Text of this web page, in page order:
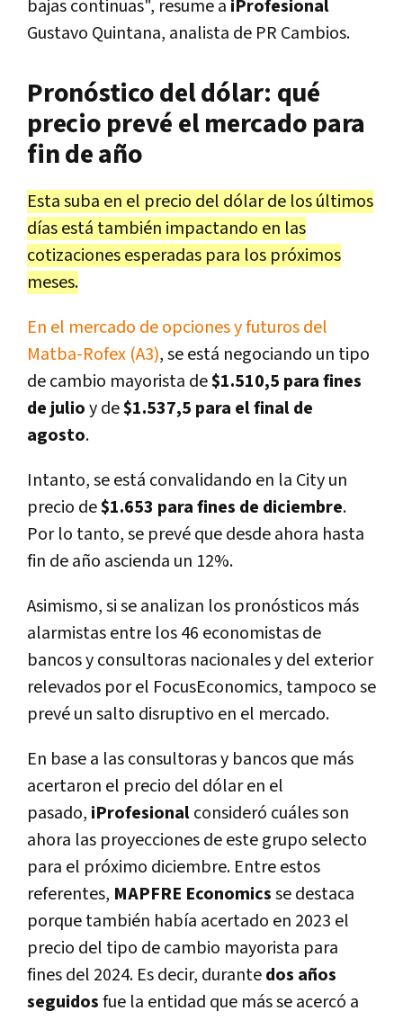
bajas continuas", resume a iProfesional
Gustavo Quintana, analista de PR Cambios.
Pronóstico del dólar: qué
precio prevé el mercado para
fin de año
Esta suba en el precio del dólar de los últimos
días está también impactando en las
cotizaciones esperadas para los próximos
meses.
En el mercado de opciones y futuros del
Matba-Rofex (A3), se está negociando un tipo
de cambio mayorista de$1.510,5 para fines
de julioy de$1.537,5 para el final de
agosto.
Intanto, se está convalidando en la City un
precio de$1.653 para fines de diciembre.
Por lo tanto, se prevé que desde ahora hasta
fin de año ascienda un 12%.
Asimismo, si se analizan los pronósticos más
alarmistas entre los 46 economistas de
bancos y consultoras nacionales y del exterior
relevados por el FocusEconomics, tampoco se
prevé un salto disruptivo en el mercado.
En base a las consultoras y bancos que más
acertaron el precio del dólar en el
pasado, iProfesionalconsideró cuáles son
ahora las proyecciones de este grupo selecto
para el próximo diciembre. Entre estos
referentes, MAPFRE Economicsse destaca
porque también había acertado en 2023 el
precio del tipo de cambio mayorista para
fines del 2024. Es decir, durantedos años
seguidosfue la entidad que más se acercó a